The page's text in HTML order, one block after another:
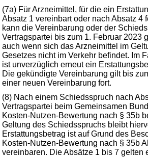
(7a) Für Arzneimittel, für die ein
Absatz 1 vereinbart oder nach Absatz 4
kann die Vereinbarung oder der
Vertragspartei bis zum 1. Februar 2023
auch wenn sich das Arzneimittel im
Gesetzes nicht im Verkehr befindet. Im
ist unverzüglich erneut ein
Die gekündigte Vereinbarung gilt bis
einer neuen Vereinbarung fort.
(8) Nach einem Schiedsspruch nach
Vertragspartei beim Gemeinsamen
Kosten-Nutzen-Bewertung nach § 35b
Geltung des Schiedsspruchs bleibt
Erstattungsbetrag ist auf Grund des
Kosten-Nutzen-Bewertung nach § 35b
vereinbaren. Die Absätze 1 bis 7 gelten